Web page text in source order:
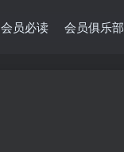
会员必读 会员俱乐部